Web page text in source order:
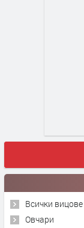
Всички вицове
Овчари